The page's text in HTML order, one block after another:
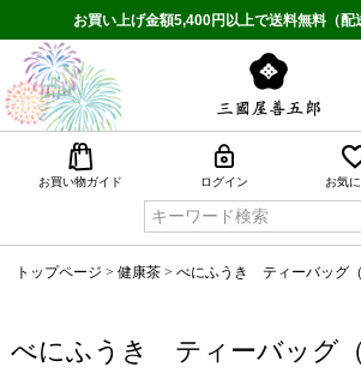
お買い上げ金額5,400円以上で送料無料（配
お買い物ガイド ログイン お気
トップページ 健康茶 べにふうき ティーバッグ
べにふうき ティーバッグ（